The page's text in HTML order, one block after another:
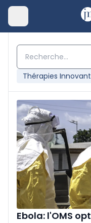
Thérapies
Ebola: l'OMS